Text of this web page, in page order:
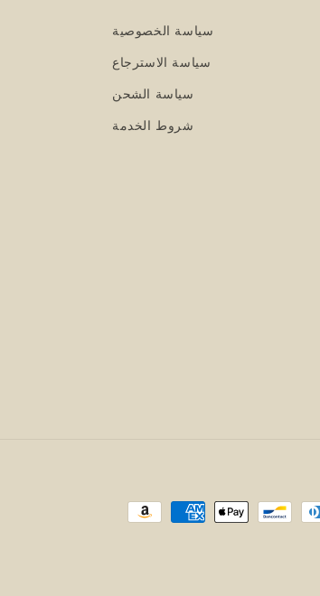
سياسة الخصوصية
سياسة الاسترجاع
سياسة الشحن
شروط الخدمة
Payment